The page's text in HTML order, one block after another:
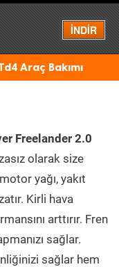
İNDİR
Menü
Araç Bakımı
Freelander 2.0
olarak size
yağı, yakıt
Kirli hava
arttırır. Fren
sağlar.
sağlar hem